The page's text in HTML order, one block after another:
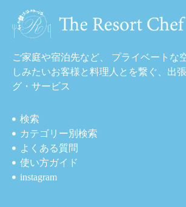
ご家庭や宿泊先など、 プライベートな
しみたいお客様と料理人とを繋ぐ、出
グ・サービス
検索
カテゴリー別検索
よくある質問
使い方ガイド
instagram